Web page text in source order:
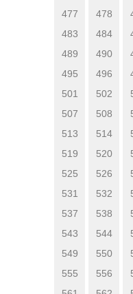
477
478
483
484
489
490
495
496
501
502
507
508
513
514
519
520
525
526
531
532
537
538
543
544
549
550
555
556